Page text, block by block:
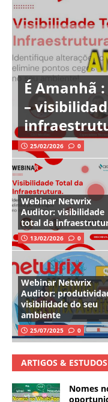
É Amanhã
–
25/02/2026 0
Webinar Netwrix
Auditor: visibilidade
total da
13/02/2026 0
Webinar Netwrix
Auditor:
visibilidade do seu
ambiente
25/07/2025 0
ARTIGOS & ESTUDOS
Nomes